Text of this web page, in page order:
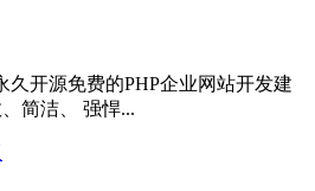
久开源免费的PHP企业网站开发建
简洁、 强悍...